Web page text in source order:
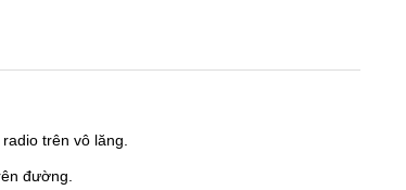
trên vô lăng.
đường.